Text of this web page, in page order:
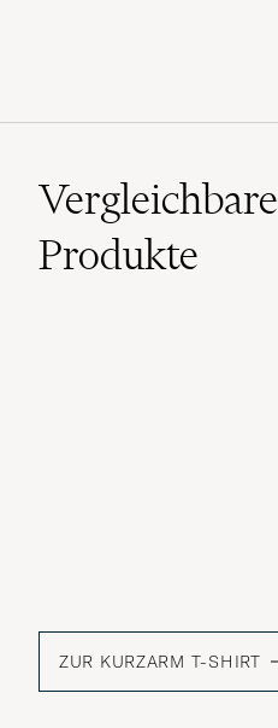
Vergleichbare
Produkte
ZUR KURZARM T-SHIRT